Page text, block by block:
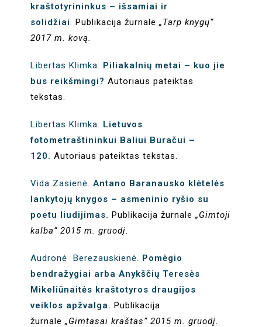
kraštotyrininkus – išsamiai ir
solidžiai. Publikacija žurnale„Tarp knygų“
2017 m. kovą.
Libertas Klimka. Piliakalnių metai – kuo jie
bus reikšmingi? Autoriaus pateiktas
tekstas.
Libertas Klimka. Lietuvos
fotometraštininkui Baliui Buračui –
120. Autoriaus pateiktas tekstas.
Vida Zasienė. Antano Baranausko klėtelės
lankytojų knygos – asmeninio ryšio su
poetu liudijimas. Publikacija žurnale„Gimtoji
kalba“ 2015 m. gruodį.
Audronė Berezauskienė. Pomėgio
bendražygiai arba Anykščių Teresės
Mikeliūnaitės kraštotyros draugijos
veiklos apžvalga. Publikacija
žurnale„Gimtasai kraštas“ 2015 m. gruodį.